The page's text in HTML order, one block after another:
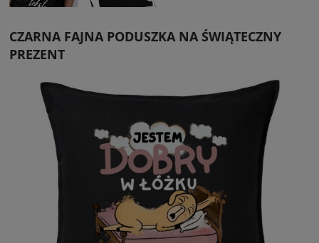
CZARNA FAJNA PODUSZKA NA ŚWIĄTECZNY
PREZENT